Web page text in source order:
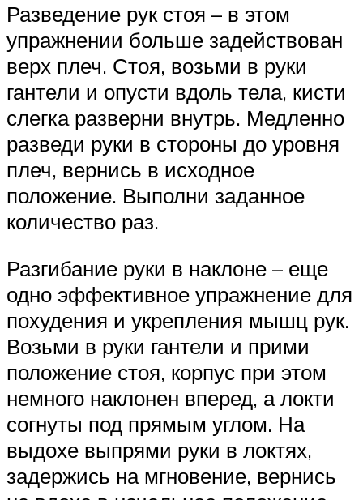
Разведение рук стоя – в этом
упражнении больше задействован
верх плеч. Стоя, возьми в руки
гантели и опусти вдоль тела, кисти
слегка разверни внутрь. Медленно
разведи руки в стороны до уровня
плеч, вернись в исходное
положение. Выполни заданное
количество раз.
Разгибание руки в наклоне – еще
одно эффективное упражнение для
похудения и укрепления мышц рук.
Возьми в руки гантели и прими
положение стоя, корпус при этом
немного наклонен вперед, а локти
согнуты под прямым углом. На
выдохе выпрями руки в локтях,
задержись на мгновение, вернись